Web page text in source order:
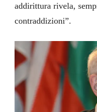
addirittura rivela,
contraddizioni”.